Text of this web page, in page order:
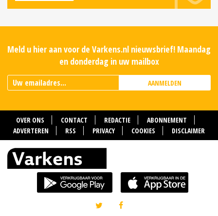
Meld u hier aan voor de Varkens.nl nieuwsbrief! Maandag
en donderdag in uw mailbox
AANMELDEN
OVER ONS CONTACT REDACTIE
ABONNEMENT
ADVERTEREN
RSS PRIVACY COOKIES DISCLAIMER